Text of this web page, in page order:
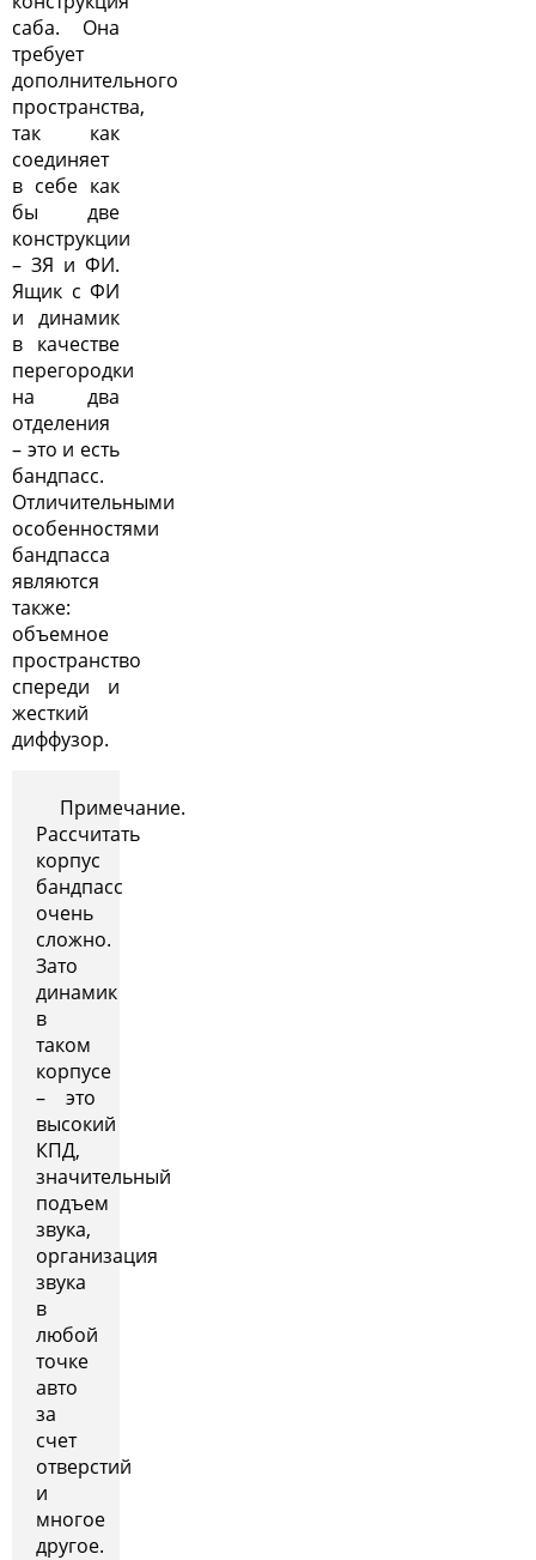
саба. Она
требует
дополнительного
пространства,
так как
соединяет
в себе как
бы две
конструкции
– ЗЯ и ФИ.
Ящик с ФИ
и динамик
в качестве
перегородки
на два
отделения
– это и есть
бандпасс.
Отличительными
особенностями
бандпасса
являются
также:
объемное
пространство
спереди и
жесткий
диффузор.
Примечание.
Рассчитать
корпус
бандпасс
очень
сложно.
Зато
динамик
в
таком
корпусе
– это
высокий
КПД,
значительный
подъем
звука,
организация
звука
в
любой
точке
авто
за
счет
отверстий
и
многое
другое.